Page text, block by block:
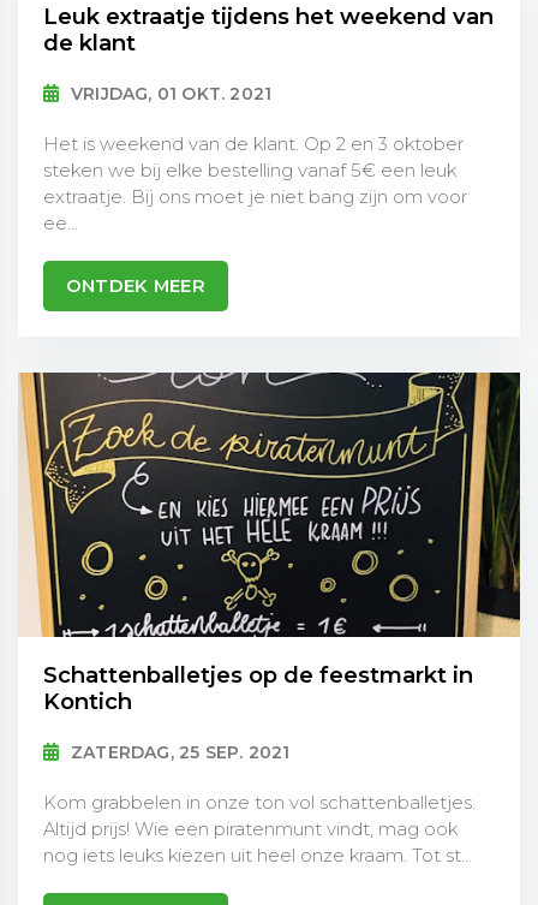
Leuk extraatje tijdens het weekend van
de klant
VRIJDAG, 01 OKT. 2021
Het is weekend van de klant. Op 2 en 3 oktober
steken we bij elke bestelling vanaf 5€ een leuk
extraatje. Bij ons moet je niet bang zijn om voor
ee...
ONTDEK MEER
Schattenballetjes op de feestmarkt in
Kontich
ZATERDAG, 25 SEP. 2021
Kom grabbelen in onze ton vol schattenballetjes.
Altijd prijs! Wie een piratenmunt vindt, mag ook
nog iets leuks kiezen uit heel onze kraam. Tot st...